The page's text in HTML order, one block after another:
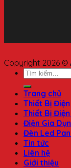
Copyright 2026 ©
Trang chủ
Thiết Bị Điện
Thiết Bị
Điện Gia
Đèn Led
Tin tức
Liên hệ
Giới thiệu